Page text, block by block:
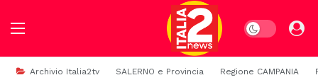
Dark mode
Archivio Italia2tv SALERNO e Provincia Regione CAMPANIA